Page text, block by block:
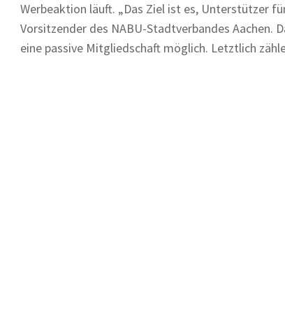
Werbeaktion läuft. „Das Ziel ist es, Unterstützer
Vorsitzender des NABU-Stadtverbandes Aachen.
eine passive Mitgliedschaft möglich. Letztlich